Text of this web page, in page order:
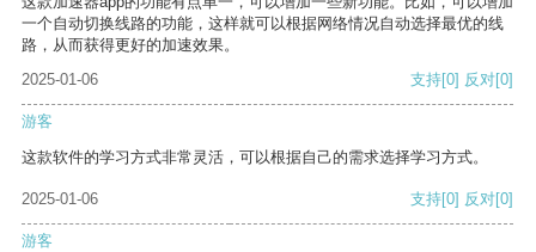
一个自动切换线路的功能，这样就可以根据网络情况自动选择最优的线
路，从而获得更好的加速效果。
2025-01-06
支持[0] 反对[0]
游客
这款软件的学习方式非常灵活，可以根据自己的需求选择学习方式。
2025-01-06 支持[0] 反对[0]
游客